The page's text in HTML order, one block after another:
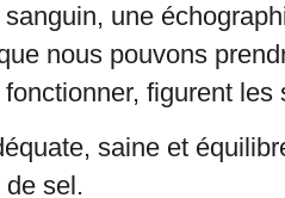
une
nous pouvons
figurent les
saine et
de sel.